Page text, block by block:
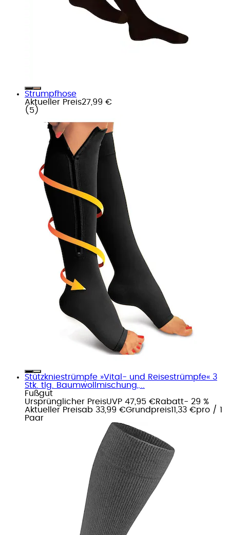
Strumpfhose
Aktueller Preis27,99 €
( 5 )
Stützkniestrümpfe »Vital- und Reisestrümpfe« 3
Stk. tlg. Baumwollmischung,...
Fußgut
Ursprünglicher PreisUVP 47,95 €Rabatt- 29 %
Aktueller Preisab 33,99 €Grundpreis11,33 €pro / 1
Paar